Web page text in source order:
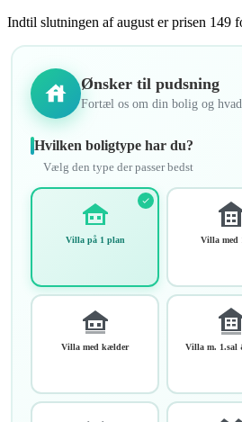
Indtil slutningen af august er prisen 149
Ønsker til pudsning
Fortæl os om din bolig og
Hvilken boligtype har du?
Vælg den type der passer bedst
Villa på 1 plan Villa med
Villa med kælder Villa m. 1.sal